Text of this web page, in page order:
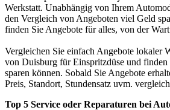
Werkstatt. Unabhängig von Ihrem
den Vergleich von Angeboten viel Geld
finden Sie Angebote für alles, von der
Vergleichen Sie einfach Angebote lokaler
von Duisburg für Einspritzdüse und
sparen können. Sobald Sie Angebote
Preis, Standort, Stundensatz uvm.
Top 5 Service oder Reparaturen bei